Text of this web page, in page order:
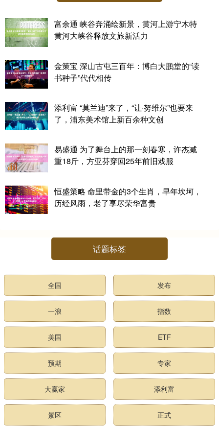
富余通 峡谷奔涌绘新景，黄河上游宁木特
黄河大峡谷释放文旅新活力
金策宝 深山古屯三百年：博白大鹏堂的“读
书种子”代代相传
添利富 “莫兰迪”来了，“让·努维尔”也要来
了，浦东美术馆上新百余种文创
易盛通 为了舞台上的那一刻春寒，许杰减
重18斤，方亚芬穿回25年前旧戏服
恒盛策略 命里带金的3个生肖，早年坎坷，
历经风雨，老了享尽荣华富贵
话题标签
全国 发布
一浪 指数
美国 ETF
预期 专家
大赢家 添利富
景区 正式